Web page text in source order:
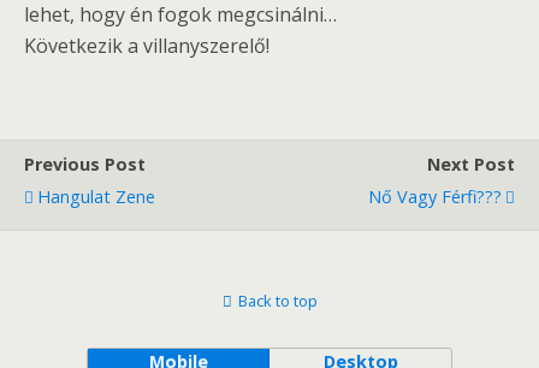
lehet, hogy én fogok megcsinálni…
Következik a villanyszerelő!
Previous Post
Hangulat Zene
Next Post
Nő Vagy Férfi???
Back to top
Mobile Desktop